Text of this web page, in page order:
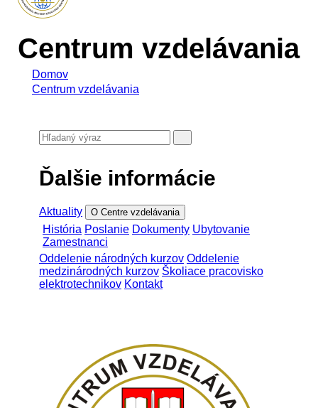
Centrum vzdelávania
Domov
Centrum vzdelávania
Ďalšie informácie
Aktuality O Centre vzdelávania
História Poslanie Dokumenty Ubytovanie
Zamestnanci
Oddelenie národných kurzov Oddelenie
medzinárodných kurzov Školiace pracovisko
elektrotechnikov Kontakt